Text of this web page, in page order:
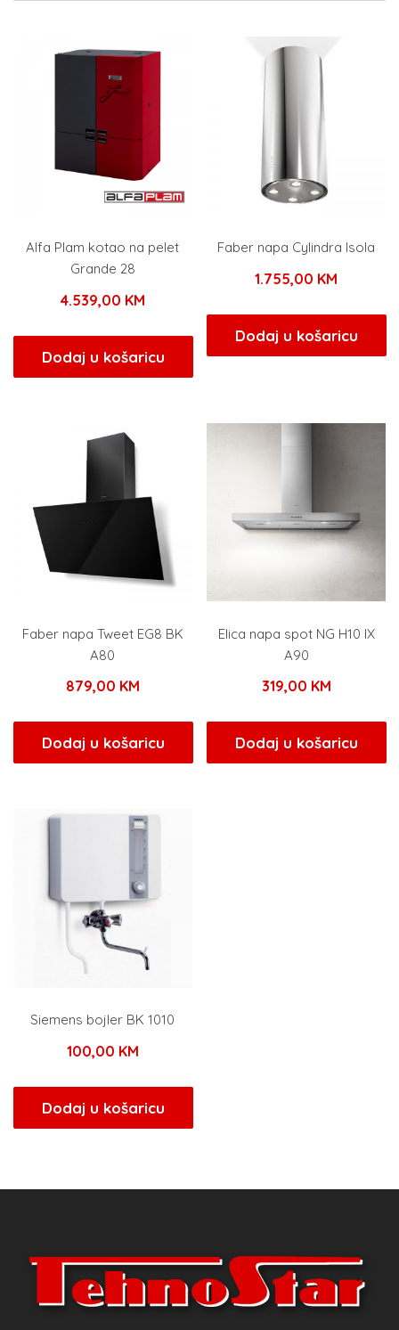
Alfa Plam kotao na pelet
Grande 28
4.539,00 KM
Dodaj u košaricu
Faber napa Cylindra Isola
1.755,00 KM
Dodaj u košaricu
Faber napa Tweet EG8 BK
A80
879,00 KM
Dodaj u košaricu
Elica napa spot NG H10 IX
A90
319,00 KM
Dodaj u košaricu
Siemens bojler BK 1010
100,00 KM
Dodaj u košaricu